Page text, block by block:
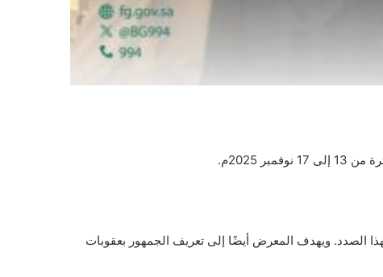
2025م.
الصدد. ويهدف المعرض أيضًا إلى تعريف الجمهور بعقوبات